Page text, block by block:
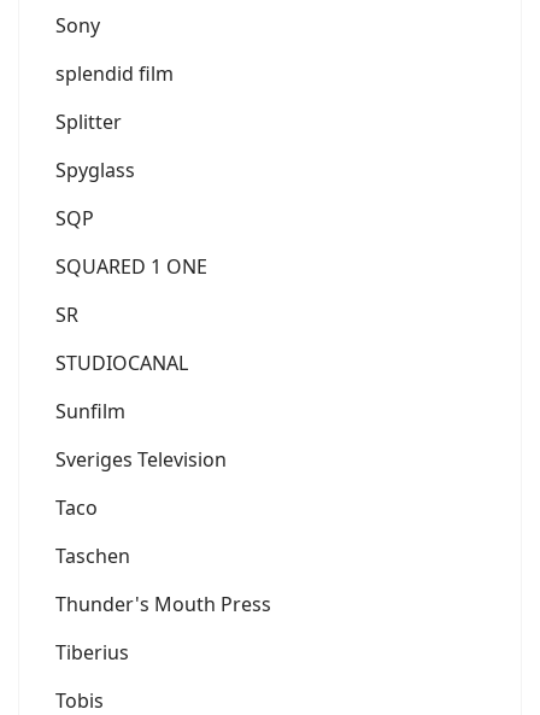
Sony
splendid film
Splitter
Spyglass
SQP
SQUARED 1 ONE
SR
STUDIOCANAL
Sunfilm
Sveriges Television
Taco
Taschen
Thunder's Mouth Press
Tiberius
Tobis